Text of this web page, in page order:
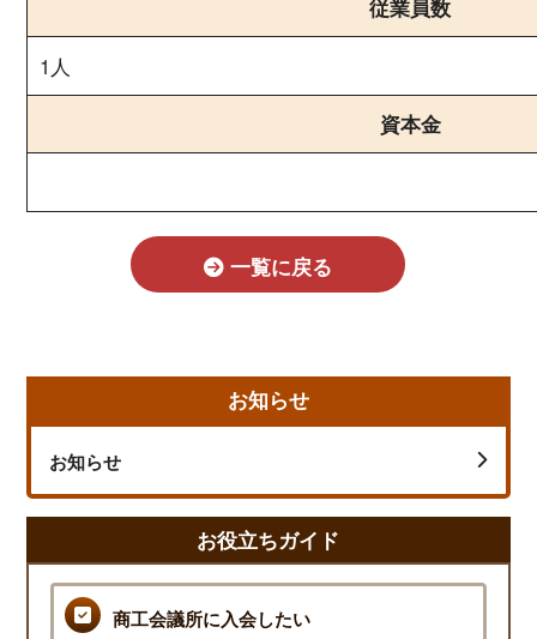
従業員数
1人
資本金
一覧に戻る
お知らせ
お知らせ
お役立ちガイド
商工会議所に入会したい